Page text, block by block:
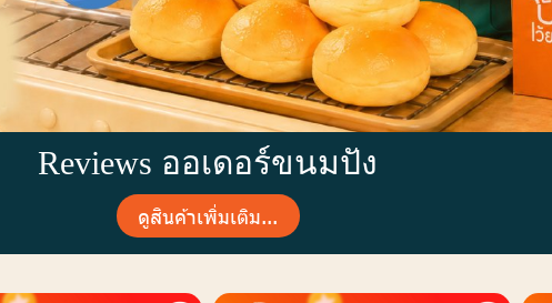
Reviews ออเดอร์ขนมปัง
ดูสินค้าเพิ่มเติม...